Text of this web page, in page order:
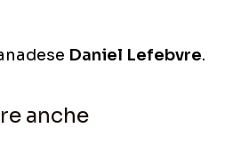
Daniel Lefebvre.
anche